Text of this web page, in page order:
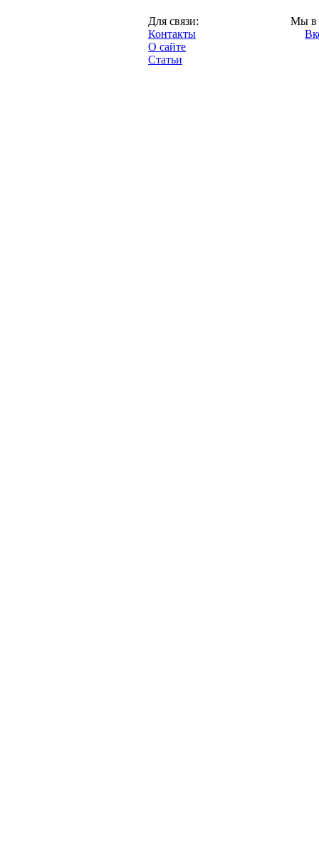
Для связи:
Контакты
О сайте
Статьи
Мы в